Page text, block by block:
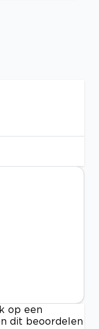
op een
dit beoordelen